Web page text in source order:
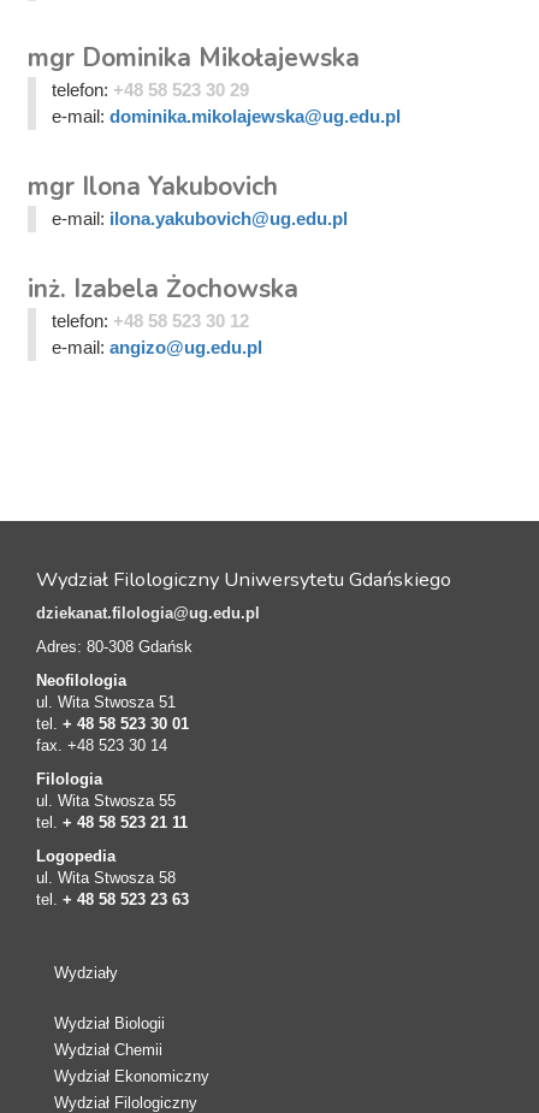
mgr Dominika Mikołajewska
telefon: +48 58 523 30 29
e-mail: dominika.mikolajewska@ug.edu.pl
mgr Ilona Yakubovich
e-mail: ilona.yakubovich@ug.edu.pl
inż. Izabela Żochowska
telefon: +48 58 523 30 12
e-mail: angizo@ug.edu.pl
Wydział Filologiczny Uniwersytetu Gdańskiego
dziekanat.filologia@ug.edu.pl
Adres: 80-308 Gdańsk
Neofilologia
ul. Wita Stwosza 51
tel. + 48 58 523 30 01
fax. +48 523 30 14
Filologia
ul. Wita Stwosza 55
tel. + 48 58 523 21 11
Logopedia
ul. Wita Stwosza 58
tel. + 48 58 523 23 63
Wydziały
Wydział Biologii
Wydział Chemii
Wydział Ekonomiczny
Wydział Filologiczny